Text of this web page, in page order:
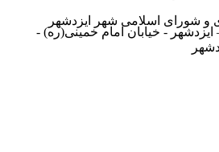
شورای اسلامی شهر ایزدشهر
- خیابان امام خمینی(ره) -